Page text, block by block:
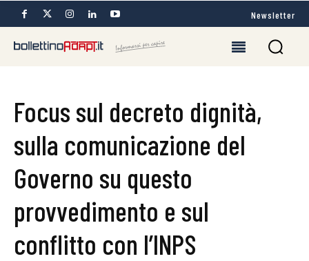
Newsletter
Focus sul decreto dignità,
sulla comunicazione del
Governo su questo
provvedimento e sul
conflitto con l’INPS